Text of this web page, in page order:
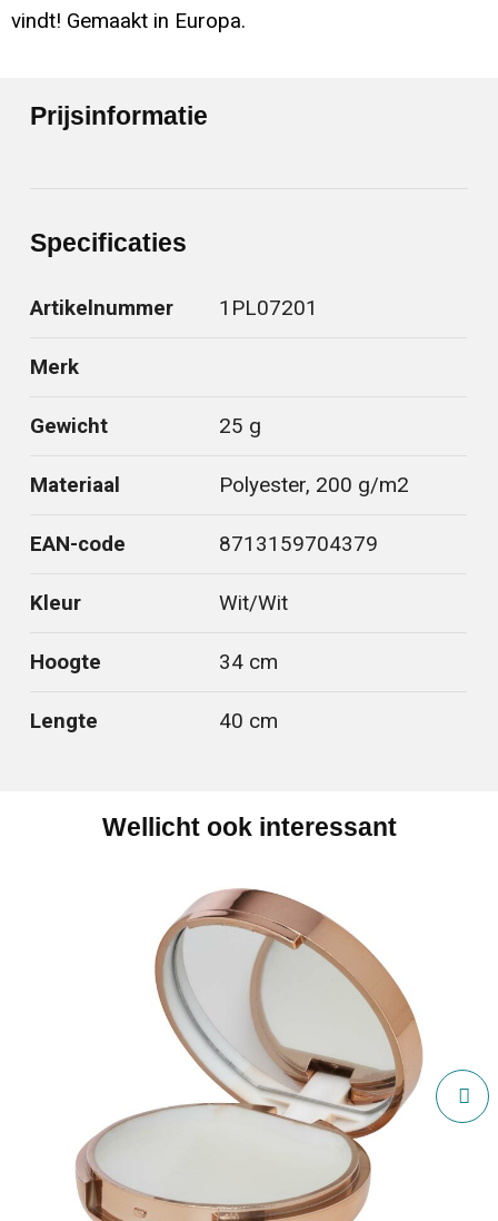
vindt! Gemaakt in Europa.
Prijsinformatie
Specificaties
Artikelnummer 1PL07201
Merk
Gewicht 25 g
Materiaal Polyester, 200 g/m2
EAN-code 8713159704379
Kleur Wit/Wit
Hoogte 34 cm
Lengte 40 cm
Wellicht ook interessant